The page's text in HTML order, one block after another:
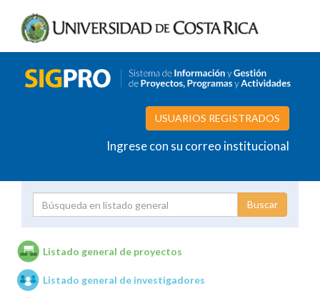
USUARIOS REGISTRADOS
Ingrese con su correo institucional
Unidades de investigación
Listado general de proyectos
Listado general de investigadores